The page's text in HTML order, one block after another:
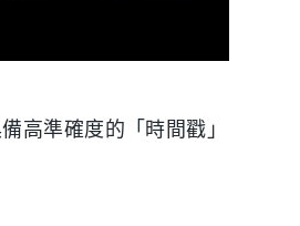
高準確度的「時間戳」